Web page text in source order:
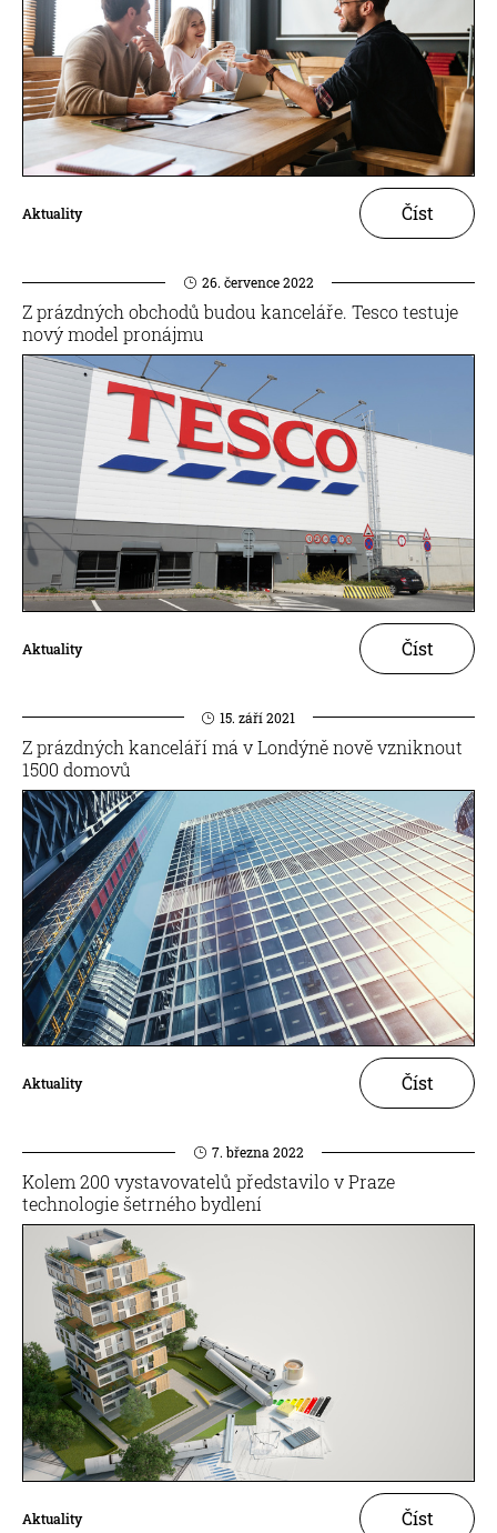
Aktuality Číst
26. července 2022
Z prázdných obchodů budou kanceláře. Tesco testuje
nový model pronájmu
Aktuality Číst
15. září 2021
Z prázdných kanceláří má v Londýně nově vzniknout
1500 domovů
Aktuality Číst
7. března 2022
Kolem 200 vystavovatelů představilo v Praze
technologie šetrného bydlení
Aktuality Číst